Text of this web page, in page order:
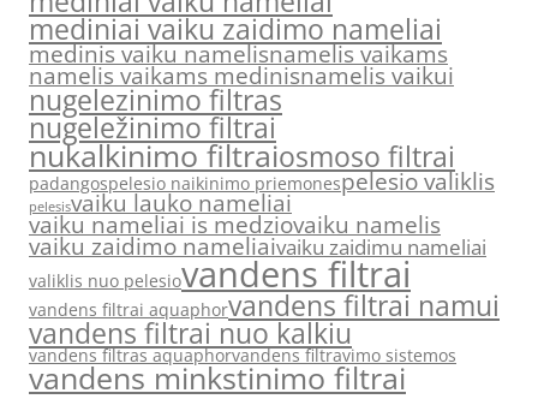
mediniai vaiku zaidimo nameliai
medinis vaiku namelisnamelis vaikams
namelis vaikams medinisnamelis vaikui
nugelezinimo filtras
nugeležinimo filtrai
nukalkinimo filtraiosmoso filtrai
padangospelesio naikinimo priemonespelesio valiklis
pelesisvaiku lauko nameliai
vaiku nameliai is medziovaiku namelis
vaiku zaidimo nameliaivaiku zaidimu nameliai
valiklis nuo pelesiovandens filtrai
vandens filtrai aquaphorvandens filtrai namui
vandens filtrai nuo kalkiu
vandens filtras aquaphorvandens filtravimo sistemos
vandens minkstinimo filtrai